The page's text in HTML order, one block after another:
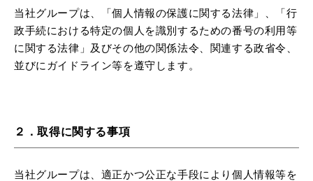
当社グループは、「個人情報の保護に関する法律」、「行
政手続における特定の個人を識別するための番号の利用等
に関する法律」及びその他の関係法令、関連する政省令、
並びにガイドライン等を遵守します。
２．取得に関する事項
当社グループは、適正かつ公正な手段により個人情報等を